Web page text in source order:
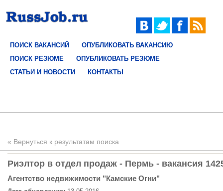
ПОИСК ВАКАНСИЙ
ОПУБЛИКОВАТЬ ВАКАНСИЮ
ПОИСК РЕЗЮМЕ
ОПУБЛИКОВАТЬ РЕЗЮМЕ
СТАТЬИ И НОВОСТИ
КОНТАКТЫ
« Вернуться к результатам поиска
Риэлтор в отдел продаж - Пермь - вакансия
Агентство недвижимости "Камские Огни"